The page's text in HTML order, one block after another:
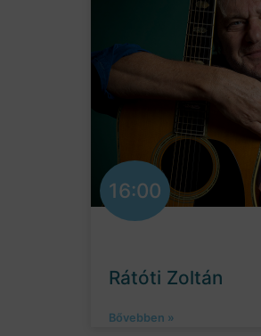
16:00
Rátóti Zoltán
Bővebben »